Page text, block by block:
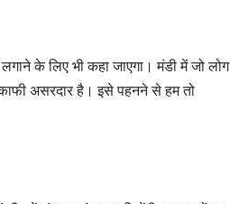
के लिए भी कहा जाएगा। मंडी में जो लोग
असरदार है। इसे पहनने से हम तो